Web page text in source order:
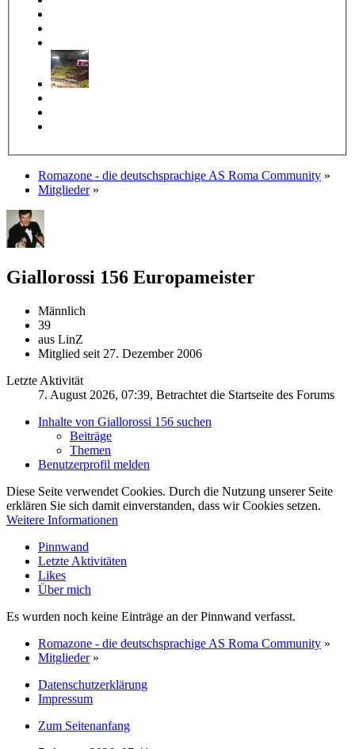
Romazone - die deutschsprachige AS Roma Community »
Mitglieder »
Giallorossi 156 Europameister
Männlich
39
aus LinZ
Mitglied seit 27. Dezember 2006
Letzte Aktivität
7. August 2026, 07:39, Betrachtet die Startseite des Forums
Inhalte von Giallorossi 156 suchen
Beiträge
Themen
Benutzerprofil melden
Diese Seite verwendet Cookies. Durch die Nutzung unserer Seite
erklären Sie sich damit einverstanden, dass wir Cookies setzen.
Weitere Informationen
Pinnwand
Letzte Aktivitäten
Likes
Über mich
Es wurden noch keine Einträge an der Pinnwand verfasst.
Romazone - die deutschsprachige AS Roma Community »
Mitglieder »
Datenschutzerklärung
Impressum
Zum Seitenanfang